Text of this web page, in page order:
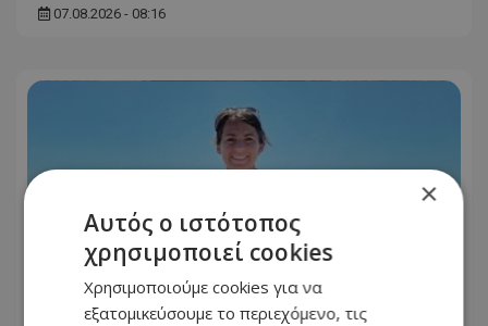
07.08.2026 - 08:16
×
Αυτός ο ιστότοπος
χρησιμοποιεί cookies
Χρησιμοποιούμε cookies για να
εξατομικεύσουμε το περιεχόμενο, τις